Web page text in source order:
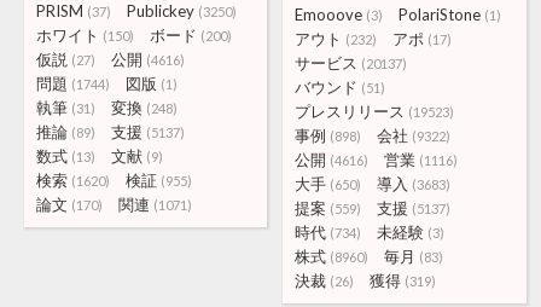
PRISM (37) Publickey (3250)
ホワイト (150) ボード (200)
仮説 (27) 公開 (4616)
問題 (1744) 図版 (1)
執筆 (31) 変換 (248)
推論 (89) 支援 (5137)
数式 (13) 文献 (9)
検索 (1620) 検証 (955)
論文 (170) 関連 (1071)
Emooove (3) PolariStone (1)
アウト (232) アポ (17)
サービス (20137)
バウンド (51)
プレスリリース (19523)
事例 (898) 会社 (9322)
公開 (4616) 営業 (1116)
大手 (650) 導入 (3683)
提案 (559) 支援 (5137)
時代 (734) 未経験 (3)
株式 (8960) 毎月 (83)
決裁 (26) 獲得 (319)